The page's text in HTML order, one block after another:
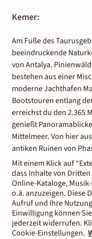
Kemer:
Am Fuße des
beeindruckende
von Antalya.
bestehen aus einer
moderne Jachthafen
Bootstouren entlang
erreichst du den 2.365
genießt
Mittelmeer. Von hier
antiken Ruinen von
Mit einem Klick auf
dass Inhalte von
Online-Kataloge,
o.ä. anzuzeigen. Diese
Aufruf und Ihre
Einwilligung können
jederzeit widerrufen.
Cookie-Einstellungen.